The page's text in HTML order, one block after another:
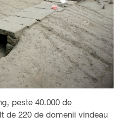
peste 40.000 de
de 220 de domenii vindeau